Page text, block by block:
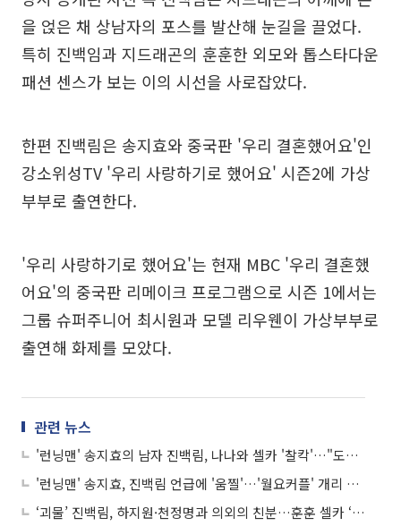
을 얹은 채 상남자의 포스를 발산해 눈길을 끌었다.
특히 진백임과 지드래곤의 훈훈한 외모와 톱스타다운
패션 센스가 보는 이의 시선을 사로잡았다.
한편 진백림은 송지효와 중국판 '우리 결혼했어요'인
강소위성TV '우리 사랑하기로 했어요' 시즌2에 가상
부부로 출연한다.
'우리 사랑하기로 했어요'는 현재 MBC '우리 결혼했
어요'의 중국판 리메이크 프로그램으로 시즌 1에서는
그룹 슈퍼주니어 최시원과 모델 리우웬이 가상부부로
출연해 화제를 모았다.
관련 뉴스
'런닝맨' 송지효의 남자 진백림, 나나와 셀카 '찰칵'…"도대체 무슨 사이야?"
'런닝맨' 송지효, 진백림 언급에 '움찔'…'월요커플' 개리 반응은?
‘괴물’ 진백림, 하지원·천정명과 의외의 친분…훈훈 셀카 ‘눈길’